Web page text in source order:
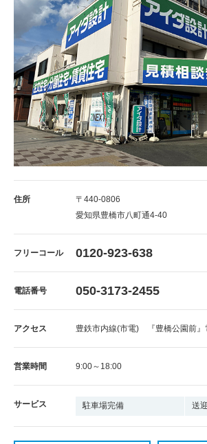
住所
〒440-0806
愛知県豊橋市八町通4-40
フリーコール 0120-923-638
電話番号 050-3173-2455
アクセス 豊鉄市内線(市電) 『豊橋公園前』
営業時間 9:00～18:00
サービス 駐車場完備 送